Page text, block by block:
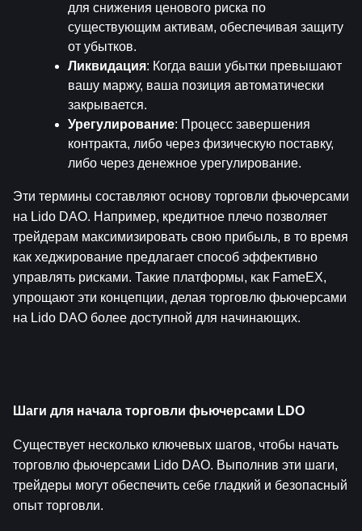
для снижения ценового риска по
существующим активам, обеспечивая защиту
от убытков.
Ликвидация: Когда ваши убытки превышают
вашу маржу, ваша позиция автоматически
закрывается.
Урегулирование: Процесс завершения
контракта, либо через физическую поставку,
либо через денежное урегулирование.
Эти термины составляют основу торговли фьючерсами
на Lido DAO. Например, кредитное плечо позволяет
трейдерам максимизировать свою прибыль, в то время
как хеджирование предлагает способ эффективно
управлять рисками. Такие платформы, как FameEX,
упрощают эти концепции, делая торговлю фьючерсами
на Lido DAO более доступной для начинающих.
Шаги для начала торговли фьючерсами LDO
Существует несколько ключевых шагов, чтобы начать
торговлю фьючерсами Lido DAO. Выполнив эти шаги,
трейдеры могут обеспечить себе гладкий и безопасный
опыт торговли.